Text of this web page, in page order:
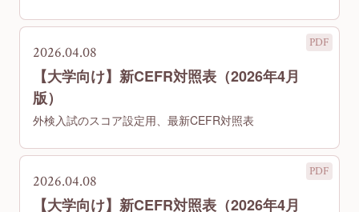
2026.04.08
【大学向け】新CEFR対照表（2026年4月
版）
外検入試のスコア設定用、最新CEFR対照表
2026.04.08
【大学向け】新CEFR対照表（2026年4月